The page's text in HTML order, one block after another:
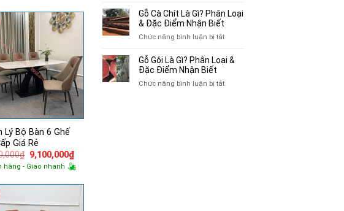
Lý Bộ Bàn 6 Ghế
Giá Rẻ
₫ Giá
gốc
là:
9,100,000₫Giá
hiện
tại
hàng - Giao nhanh
Lôi
Cũ
Tại
Truyện
Tranh,
Tạp
Giá
Tại
10
Địa
Mua
Quần
Cũ
Gỗ Cà Chít Là Gì? Phân Loại
& Đặc Điểm Nhận Biết
Chức năng bình luận bị tắtở
Cà
Gì?
Gỗ Gội Là Gì? Phân Loại &
Đặc Điểm Nhận Biết
Chức năng bình luận bị tắtở